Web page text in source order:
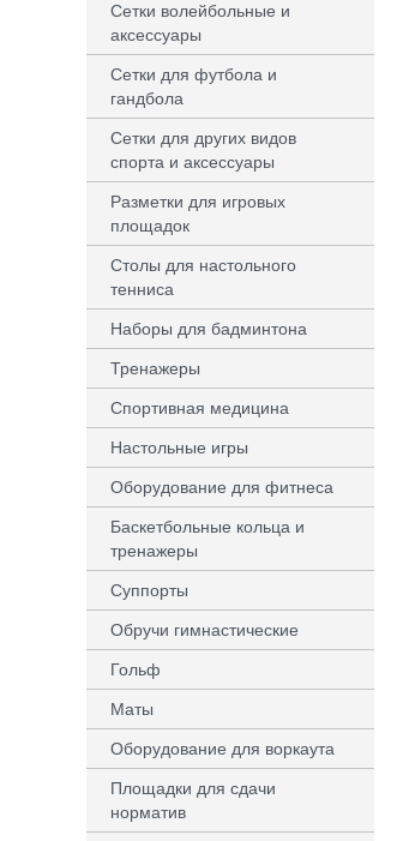
Сетки волейбольные и
аксессуары
Сетки для футбола и
гандбола
Сетки для других видов
спорта и аксессуары
Разметки для игровых
площадок
Столы для настольного
тенниса
Наборы для бадминтона
Тренажеры
Спортивная медицина
Настольные игры
Оборудование для фитнеса
Баскетбольные кольца и
тренажеры
Суппорты
Обручи гимнастические
Гольф
Маты
Оборудование для воркаута
Площадки для сдачи
норматив